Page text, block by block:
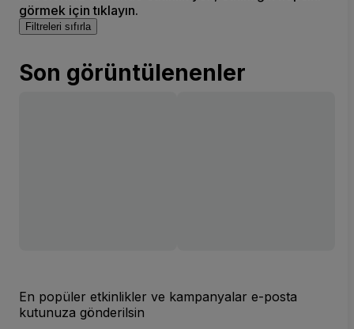
görmek için tıklayın.
Filtreleri sıfırla
Son görüntülenenler
En popüler etkinlikler ve kampanyalar e-posta
kutunuza gönderilsin